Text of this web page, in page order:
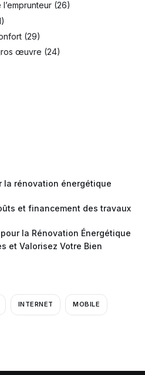
(26)
(29)
œuvre (24)
la rénovation énergétique
et financement des travaux
la Rénovation Énergétique
et Valorisez Votre Bien
INTERNET MOBILE